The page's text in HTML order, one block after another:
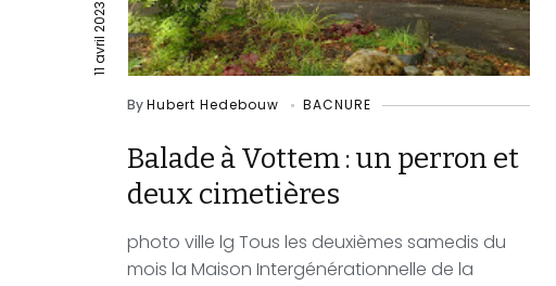
11 avril 2023
ByHubert Hedebouw BACNURE
Balade à Vottem : un perron et
deux cimetières
photo ville lg Tous les deuxièmes samedis du
mois la Maison Intergénérationnelle de la